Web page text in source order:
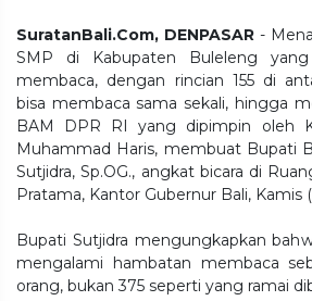
SuratanBali.Com, DENPASAR -
SMP di Kabupaten Buleleng
membaca, dengan rincian 155 di
bisa membaca sama sekali, hingga
BAM DPR RI yang dipimpin oleh
Muhammad Haris, membuat Bupati
Sutjidra, Sp.OG., angkat bicara di
Pratama, Kantor Gubernur Bali, Kamis
Bupati Sutjidra mengungkapkan
mengalami hambatan membaca
orang, bukan 375 seperti yang ramai